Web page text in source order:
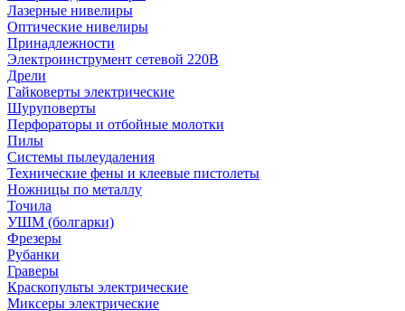
Лазерные нивелиры
Оптические нивелиры
Принадлежности
Электроинструмент сетевой 220В
Дрели
Гайковерты электрические
Шуруповерты
Перфораторы и отбойные молотки
Пилы
Системы пылеудаления
Технические фены и клеевые пистолеты
Ножницы по металлу
Точила
УШМ (болгарки)
Фрезеры
Рубанки
Граверы
Краскопульты электрические
Миксеры электрические